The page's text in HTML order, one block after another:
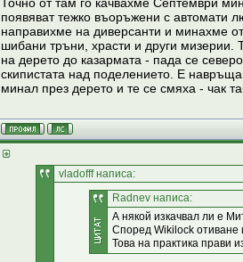
появяват тежко въоръжени с автомати
направихме на диверсанти и минахме
шибани тръни, храсти и други мизерии.
на дерето до казармата - пада се
скипистата над поделението. Е
минал през дерето и те се смяха - чак
vladofff написа:
Radnev написа:
А някой изкачвал ли е
Според Wikilock отиване
Това на практика прави